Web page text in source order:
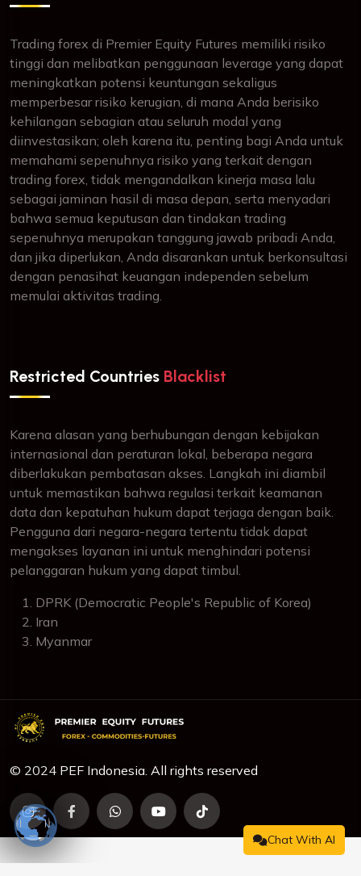
Chat With AI
Trading forex di Premier Equity Futures memiliki risiko
tinggi dan melibatkan penggunaan leverage yang dapat
meningkatkan potensi keuntungan sekaligus
memperbesar risiko kerugian, di mana Anda berisiko
kehilangan sebagian atau seluruh modal yang
diinvestasikan; oleh karena itu, penting bagi Anda untuk
memahami sepenuhnya risiko yang terkait dengan
trading forex, tidak mengandalkan kinerja masa lalu
sebagai jaminan hasil di masa depan, serta menyadari
bahwa semua keputusan dan tindakan trading
sepenuhnya merupakan tanggung jawab pribadi Anda,
dan jika diperlukan, Anda disarankan untuk berkonsultasi
dengan penasihat keuangan independen sebelum
memulai aktivitas trading.
Restricted Countries Blacklist
Karena alasan yang berhubungan dengan kebijakan
internasional dan peraturan lokal, beberapa negara
diberlakukan pembatasan akses. Langkah ini diambil
untuk memastikan bahwa regulasi terkait keamanan
data dan kepatuhan hukum dapat terjaga dengan baik.
Pengguna dari negara-negara tertentu tidak dapat
mengakses layanan ini untuk menghindari potensi
pelanggaran hukum yang dapat timbul.
DPRK (Democratic People's Republic of Korea)
Iran
Myanmar
© 2024 PEF Indonesia. All rights reserved